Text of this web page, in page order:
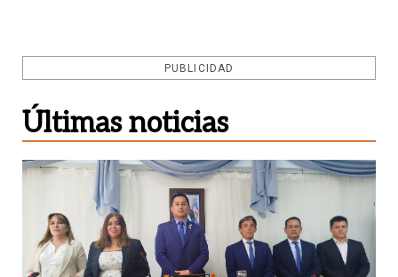
PUBLICIDAD
Últimas noticias